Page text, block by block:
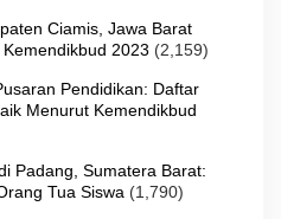
Ciamis, Jawa Barat
2023 (2,159)
Pendidikan: Daftar
Menurut Kemendikbud
Padang, Sumatera Barat:
Tua Siswa (1,790)